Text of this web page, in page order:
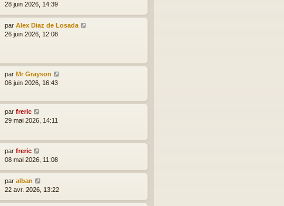
28 juin 2026, 14:39
par Alex Diaz de Losada
26 juin 2026, 12:08
par Mr Grayson
06 juin 2026, 16:43
par freric
29 mai 2026, 14:11
par freric
08 mai 2026, 11:08
par alban
22 avr. 2026, 13:22